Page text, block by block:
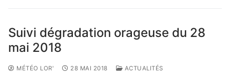
Suivi dégradation orageuse du 28
mai 2018
MÉTÉO LOR' 28 MAI 2018 ACTUALITÉS